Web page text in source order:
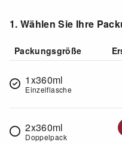
1. Wählen Sie Ihre
Packungsgröße
1x360ml
Einzelflasche
2x360ml
Doppelpack